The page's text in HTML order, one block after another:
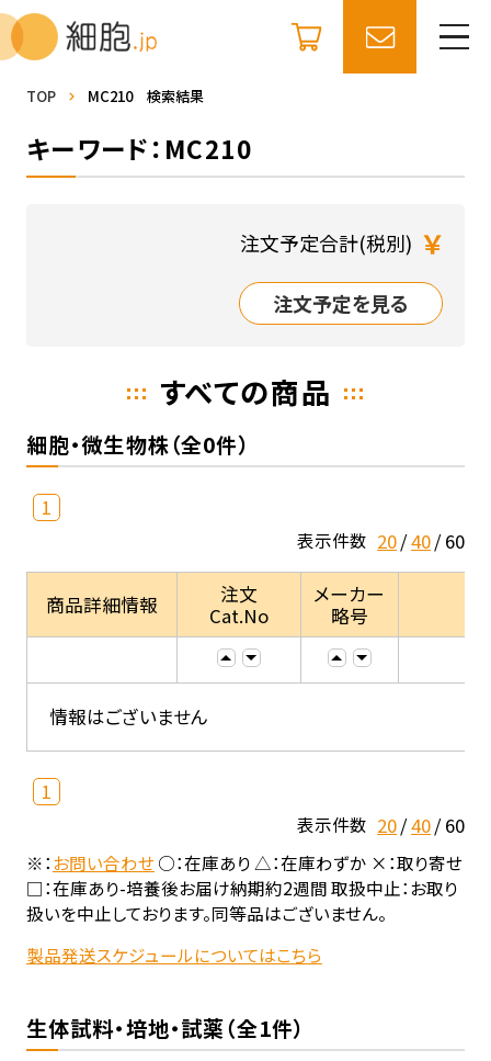
TOP MC210 検索結果
キーワード：MC210
注文予定合計(税別) ￥
注文予定を見る
すべての商品
細胞・微生物株（全0件）
1
表示件数 20 40 60
商品詳細情報
注文
Cat.No
メーカー
略号
情報はございません
1
表示件数 20 40 60
※：お問い合わせ○：在庫あり △：在庫わずか ×：取り寄せ
□：在庫あり-培養後お届け納期約2週間 取扱中止：お取り
扱いを中止しております。同等品はございません。
製品発送スケジュールについてはこちら
生体試料・培地・試薬（全1件）